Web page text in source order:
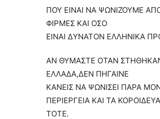
ΠΟΥ ΕΙΝΑΙ ΝΑ ΨΩΝΙΖΟΥΜΕ
ΦΙΡΜΕΣ ΚΑΙ ΟΣΟ
ΕΙΝΑΙ ΔΥΝΑΤΟΝ ΕΛΛΗΝΙΚΑ
ΑΝ ΘΥΜΑΣΤΕ ΟΤΑΝ
ΕΛΛΑΔΑ,ΔΕΝ ΠΗΓΑΙΝΕ
ΚΑΝΕΙΣ ΝΑ ΨΩΝΙΣΕΙ ΠΑΡΑ
ΠΕΡΙΕΡΓΕΙΑ ΚΑΙ ΤΑ
ΤΟΤΕ.